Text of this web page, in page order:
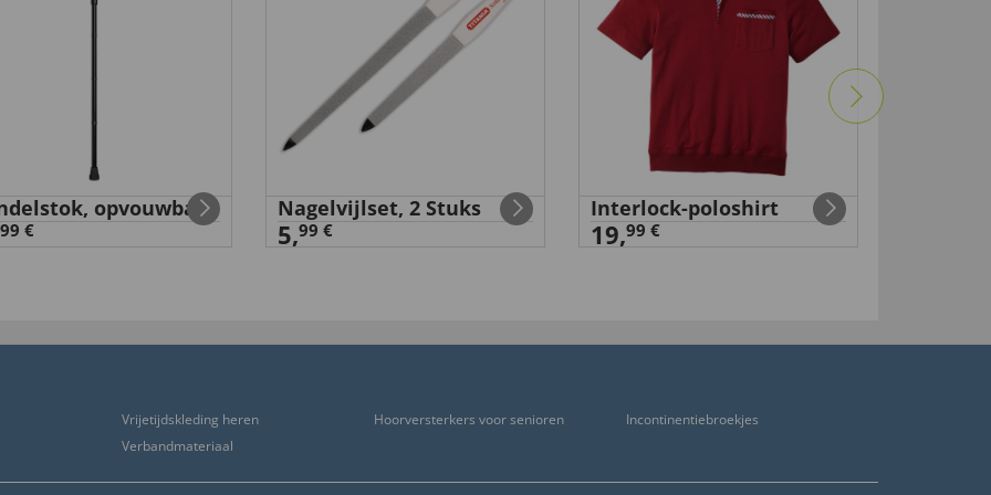
opvouwbaar
99 €
Nagelvijlset, 2 Stuks
5,99 €
Interlock-poloshirt
19,99 €
Vrijetijdskleding heren Hoorversterkers voor senioren
Incontinentiebroekjes
Verbandmateriaal